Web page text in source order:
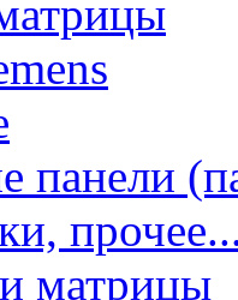
панели
матрицы